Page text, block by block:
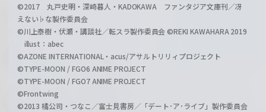
©2017 丸戸史明・深崎暮人・KADOKAWA ファンタジア文庫刊／冴
えない♭な製作委員会
©川上泰樹・伏瀬・講談社／転スラ製作委員会 ©REKI KAWAHARA 2019
illust：abec
©AZONE INTERNATIONAL・acus/アサルトリリィプロジェクト
©TYPE-MOON / FGO6 ANIME PROJECT
©TYPE-MOON / FGO7 ANIME PROJECT
©Frontwing
©2013 橘公司・つなこ／富士見書房／「デート･ア･ライブ」製作委員会